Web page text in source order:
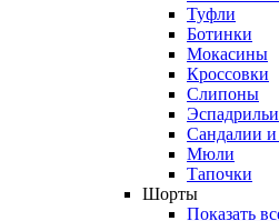
Туфли
Ботинки
Мокасины
Кроссовки
Слипоны
Эспадрильи
Сандалии
Мюли
Тапочки
Шорты
Показать